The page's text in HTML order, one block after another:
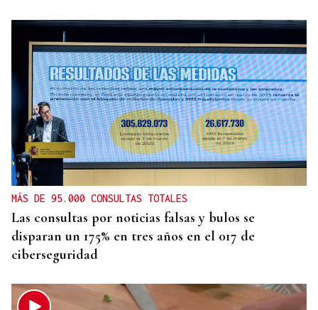
SEMIFINAL IDA
La Supercopa Galicia es el primer gran reto del
Auriense
MÁS DE 95.000 CONSULTAS TOTALES
Las consultas por noticias falsas y bulos se
disparan un 175% en tres años en el 017 de
ciberseguridad